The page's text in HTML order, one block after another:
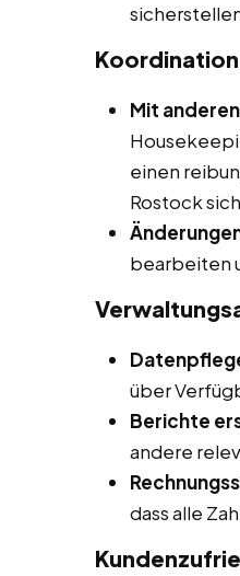
Mit
einen
Rostock
bearbeiten
über
Berichte
andere
dass alle